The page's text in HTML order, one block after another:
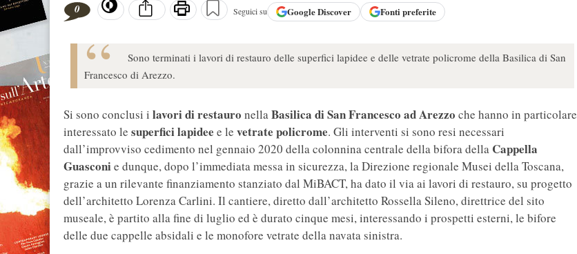
0 Seguici su GoogleDiscover Fonti preferite
Sono terminati i lavori di restauro delle superfici lapidee e delle vetrate policrome della Basilica di San
Francesco di Arezzo.
Si sono conclusi i lavori di restauro nellaBasilica di San Francesco ad Arezzo che hanno in particolare
interessato le superfici lapidee e le vetrate policrome. Gli interventi si sono resi necessari
dall’improvviso cedimento nel gennaio 2020 della colonnina centrale della bifora della Cappella
Guasconie dunque, dopo l’immediata messa in sicurezza, la Direzione regionale Musei della Toscana,
grazie a un rilevante finanziamento stanziato dal MiBACT, ha dato il via ai lavori di restauro, su progetto
dell’architetto Lorenza Carlini. Il cantiere, diretto dall’architetto Rossella Sileno, direttrice del sito
museale, è partito alla fine di luglio ed è durato cinque mesi, interessando i prospetti esterni, le bifore
delle due cappelle absidali e le monofore vetrate della navata sinistra.